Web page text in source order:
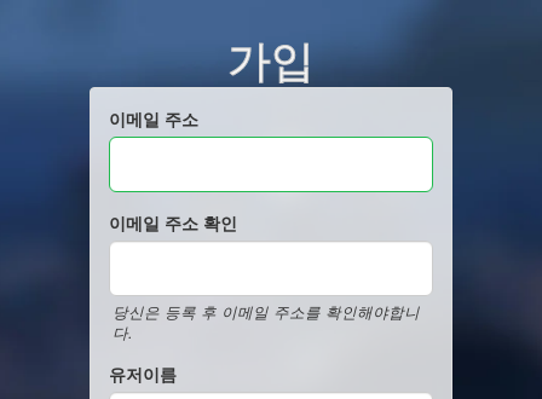
가입
이메일 주소
이메일 주소 확인
당신은 등록 후 이메일 주소를 확인해야합니
다.
유저이름